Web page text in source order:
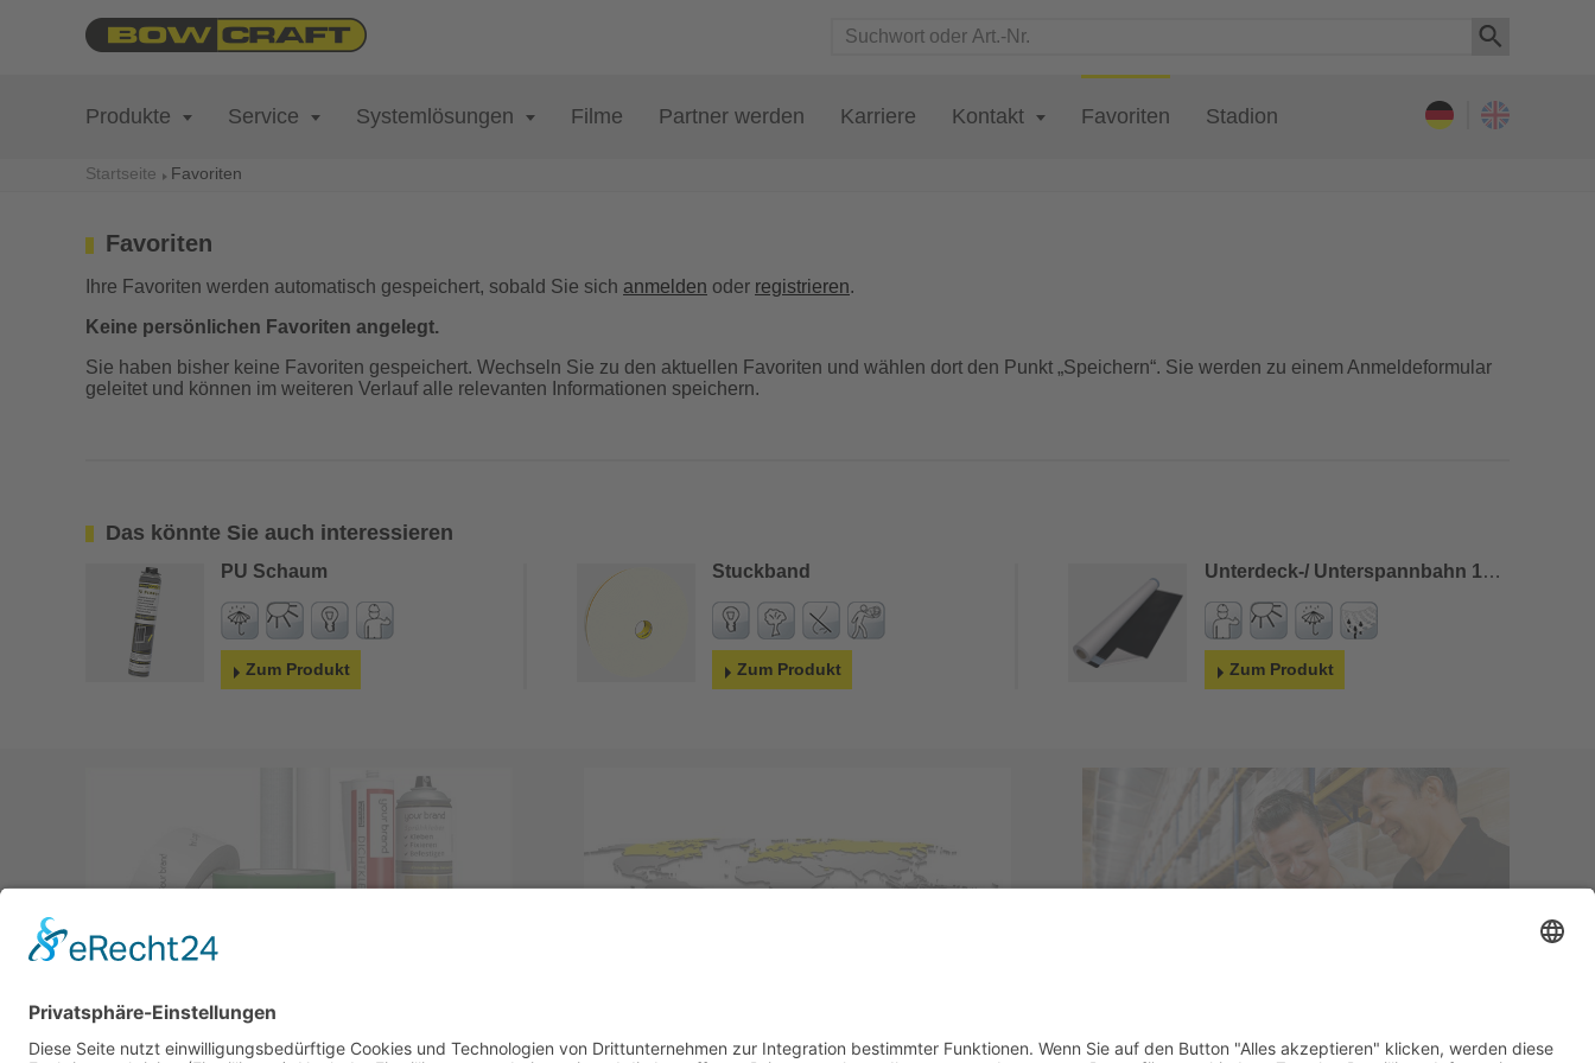
Produkte Service Systemlösungen Filme Partner werden Karriere Kontakt Favoriten Stadion
Startseite Favoriten
Favoriten
Ihre Favoriten werden automatisch gespeichert, sobald Sie sich anmelden oder registrieren.
Keine persönlichen Favoriten angelegt.
Sie haben bisher keine Favoriten gespeichert. Wechseln Sie zu den aktuellen Favoriten und wählen dort den Punkt „Speichern“. Sie werden zu einem Anmeldeformular
geleitet und können im weiteren Verlauf alle relevanten Informationen speichern.
Das könnte Sie auch interessieren
PU Schaum
Zum Produkt
Stuckband
Zum Produkt
Unterdeck-/ Unterspannbahn 150g
Zum Produkt
Perfekt abgestimmte Luftdichtsysteme